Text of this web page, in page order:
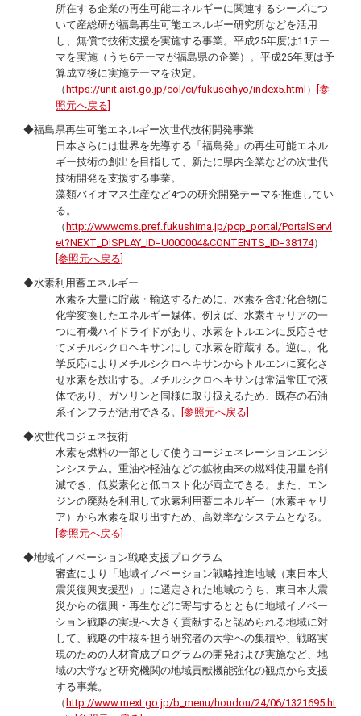
所在する企業の再生可能エネルギーに関連するシーズにつ
いて産総研が福島再生可能エネルギー研究所などを活用
し、無償で技術支援を実施する事業。平成25年度は11テー
マを実施（うち6テーマが福島県の企業）。平成26年度は予
算成立後に実施テーマを決定。
（ https://unit.aist.go.jp/col/ci/fukuseihyo/index5.html ）
[参
照元へ戻る]
◆福島県再生可能エネルギー次世代技術開発事業
日本さらには世界を先導する「福島発」の再生可能エネル
ギー技術の創出を目指して、新たに県内企業などの次世代
技術開発を支援する事業。
藻類バイオマス生産など4つの研究開発テーマを推進してい
る。
（ http://wwwcms.pref.fukushima.jp/pcp_portal/PortalServl
et?NEXT_DISPLAY_ID=U000004&CONTENTS_ID=38174）
[参照元へ戻る]
◆水素利用蓄エネルギー
水素を大量に貯蔵・輸送するために、水素を含む化合物に
化学変換したエネルギー媒体。例えば、水素キャリアの一
つに有機ハイドライドがあり、水素をトルエンに反応させ
てメチルシクロヘキサンにして水素を貯蔵する。逆に、化
学反応によりメチルシクロヘキサンからトルエンに変化さ
せ水素を放出する。メチルシクロヘキサンは常温常圧で液
体であり、ガソリンと同様に取り扱えるため、既存の石油
系インフラが活用できる。
[参照元へ戻る]
◆次世代コジェネ技術
水素を燃料の一部として使うコージェネレーションエンジ
ンシステム。重油や軽油などの鉱物由来の燃料使用量を削
減でき、低炭素化と低コスト化が両立できる。また、エン
ジンの廃熱を利用して水素利用蓄エネルギー（水素キャリ
ア）から水素を取り出すため、高効率なシステムとなる。
[参照元へ戻る]
◆地域イノベーション戦略支援プログラム
審査により「地域イノベーション戦略推進地域（東日本大
震災復興支援型）」に選定された地域のうち、東日本大震
災からの復興・再生などに寄与するとともに地域イノベー
ション戦略の実現へ大きく貢献すると認められる地域に対
して、戦略の中核を担う研究者の大学への集積や、戦略実
現のための人材育成プログラムの開発および実施など、地
域の大学など研究機関の地域貢献機能強化の観点から支援
する事業。
（ http://www.mext.go.jp/b_menu/houdou/24/06/1321695.ht